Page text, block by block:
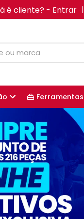
é cliente? - Entrar |
Ferramentas